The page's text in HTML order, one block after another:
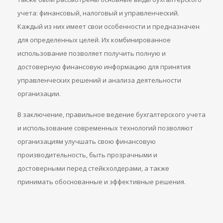
учета: финансовый, налоговый и управленческий.
Каждый из них имеет свои особенности и предназначен
для определенных целей. Их комбинированное
использование позволяет получить полную и
достоверную финансовую информацию для принятия
управленческих решений и анализа деятельности
организации.
В заключение, правильное ведение бухгалтерского учета
и использование современных технологий позволяют
организациям улучшать свою финансовую
производительность, быть прозрачными и
достоверными перед стейкхолдерами, а также
принимать обоснованные и эффективные решения.